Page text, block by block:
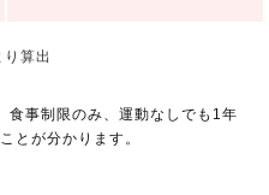
算出
事制限のみ、運動なしでも1年
とが分かります。